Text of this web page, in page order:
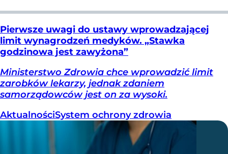
Pierwsze uwagi do ustawy wprowadzającej
limit wynagrodzeń medyków. „Stawka
godzinowa jest zawyżona”
Ministerstwo Zdrowia chce wprowadzić limit
zarobków lekarzy, jednak zdaniem
samorządowców jest on za wysoki.
AktualnościSystem ochrony zdrowia